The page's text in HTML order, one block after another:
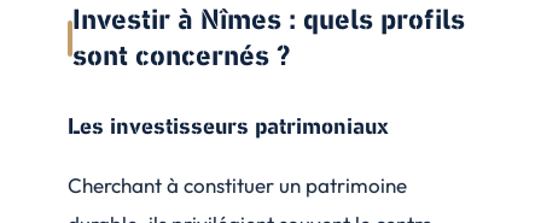
Investir à Nîmes : quels profils
sont concernés ?
Les investisseurs patrimoniaux
Cherchant à constituer un patrimoine